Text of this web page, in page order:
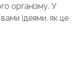
організму. У
ідеями, як це